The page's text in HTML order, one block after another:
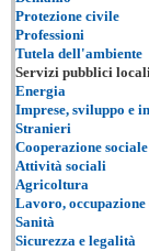
Protezione civile
Professioni
Tutela dell'ambiente
Servizi pubblici
Energia
Imprese, sviluppo e
Stranieri
Cooperazione sociale
Attività sociali
Agricoltura
Lavoro, occupazione
Sanità
Sicurezza e legalità